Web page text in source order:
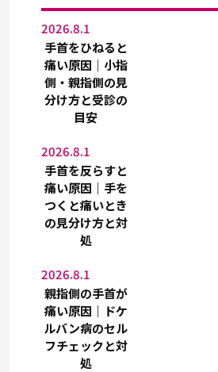
2026.8.1
手首をひねると
痛い原因｜小指
側・親指側の見
分け方と受診の
目安
2026.8.1
手首を反らすと
痛い原因｜手を
つくと痛いとき
の見分け方と対
処
2026.8.1
親指側の手首が
痛い原因｜ドケ
ルバン病のセル
フチェックと対
処